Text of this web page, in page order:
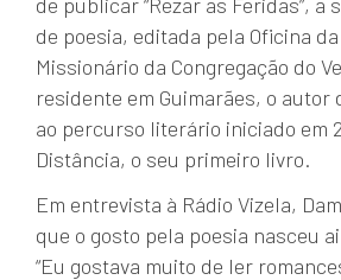
de poesia, editada pela Oficina
Missionário da Congregação do
residente em Guimarães, o autor
ao percurso literário iniciado em
Distância, o seu primeiro livro.
Em entrevista à Rádio Vizela,
que o gosto pela poesia nasceu
“Eu gostava muito de ler